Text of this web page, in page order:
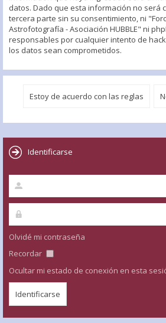
datos. Dado que esta información no será
tercera parte sin su consentimiento, ni
Astrofotografía - Asociación HUBBLE" ni
responsables por cualquier intento de
los datos sean comprometidos.
Identificarse
Olvidé mi contraseña
Recordar
Ocultar mi estado de conexión en esta